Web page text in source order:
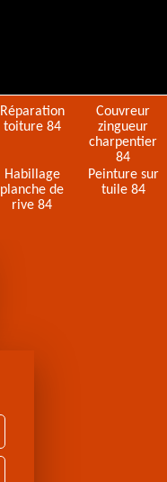
Réparation
toiture 84
Couvreur
zingueur
charpentier
84
Habillage
planche de
rive 84
Peinture sur
tuile 84